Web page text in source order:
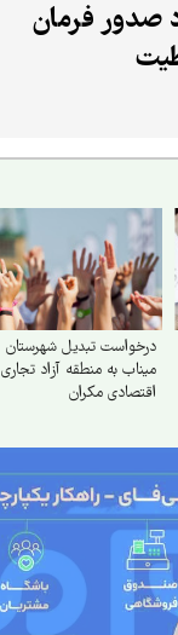
صدور فرمان
درخواست تبدیل شهرستان
میناب به منطقه آزاد تجاری
اقتصادی مکران